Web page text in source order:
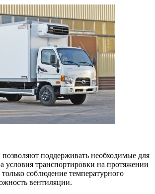
поддерживать необходимые для
условия транспортировки на протяжении
соблюдение температурного
вентиляции.